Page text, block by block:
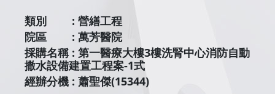
類別 : 營繕工程
院區 : 萬芳醫院
採購名稱 : 第一醫療大樓3樓洗腎中心消防自動
撒水設備建置工程案-1式
經辦分機 : 蕭聖傑(15344)